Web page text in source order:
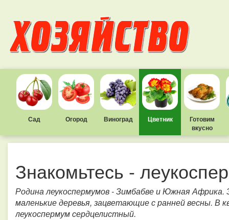
Сад Огород Виноград Цветник
Готовим
вкусно
Знакомьтесь -
Родина леукоспермумов - Зимбабве и Южная Африка.
маленькие деревья, зацветающие с ранней весны. В
леукоспермум сердцелистный.